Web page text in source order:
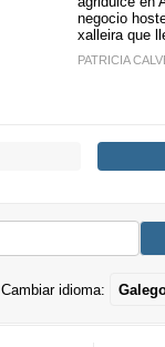
negocio
xalleira que
PATRICIA
Cambiar idioma: